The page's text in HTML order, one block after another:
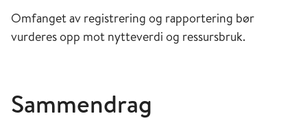
Omfanget av registrering og rapportering bør
vurderes opp mot nytteverdi og ressursbruk.
Sammendrag